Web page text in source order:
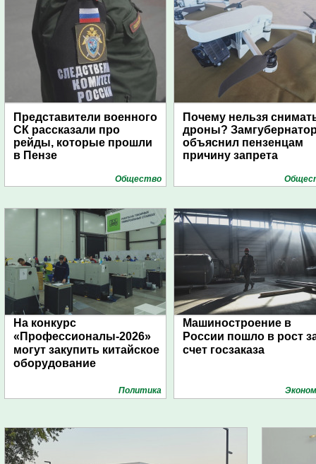
Представители военного
СК рассказали про
рейды, которые прошли
в Пензе
Общество
Почему нельзя
дроны?
объяснил пензенцам
причину запрета
На конкурс
«Профессионалы-2026»
могут закупить китайское
оборудование
Политика
Машиностроение в
России пошло в рост
счет госзаказа